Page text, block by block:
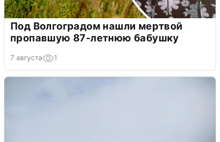
Под Волгоградом нашли мертвой
пропавшую 87-летнюю бабушку
7 августа 1